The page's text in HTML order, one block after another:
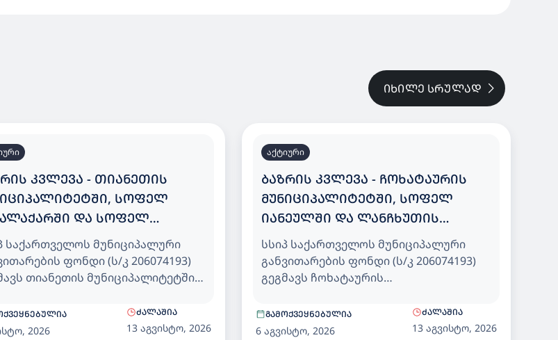
ᲘᲮᲘᲚᲔ ᲡᲠᲣᲚᲐᲓ
ᲙᲕᲚᲔᲕᲐ - ᲗᲘᲐᲜᲔᲗᲘᲡ
ᲡᲝᲤᲔᲚ
ᲓᲐ ᲡᲝᲤᲔᲚ
25 ᲑᲐᲕᲨᲕᲖᲔ
ᲡᲐᲑᲐᲕᲨᲕᲝ ᲑᲐᲦᲘ
საქართველოს მუნიციპალური
ფონდი (ს/კ 206074193)
თიანეთის მუნიციპალიტეტში,
25 ბავშვზე
საბავშვო ბაღისთვის,
2026
ᲫᲐᲚᲐᲨᲘᲐ
13 აგვისტო, 2026
აქტიური
ᲑᲐᲖᲠᲘᲡ ᲙᲕᲚᲔᲕᲐ - ᲩᲝᲮᲐᲢᲐᲣᲠᲘᲡ
ᲛᲣᲜᲘᲪᲘᲞᲐᲚᲘᲢᲔᲢᲨᲘ, ᲡᲝᲤᲔᲚ
ᲘᲐᲜᲔᲣᲚᲨᲘ ᲓᲐ ᲚᲐᲜᲩᲮᲣᲗᲘᲡ
ᲛᲣᲜᲘᲪᲘᲞᲐᲚᲘᲢᲔᲢᲨᲘ, ᲡᲝᲤᲔᲚ
ᲛᲐᲛᲐᲗᲨᲘ 25 ᲑᲐᲕᲨᲕᲖᲔ ᲒᲐᲗᲕᲚᲘᲚᲘ
ᲡᲐᲑᲐᲕᲨᲕᲝ ᲑᲐᲦᲘ
სსიპ საქართველოს მუნიციპალური
განვითარების ფონდი (ს/კ 206074193)
გეგმავს ჩოხატაურის
და ლანჩხუთის მუნიციპალიტეტში,
სოფელ მამათში 25 ბავშვზე გათვლილი
ᲒᲐᲛᲝᲥᲕᲔᲧᲜᲔᲑᲣᲚᲘᲐ
6 აგვისტო, 2026
ᲫᲐᲚᲐᲨᲘᲐ
13 აგვისტო, 2026